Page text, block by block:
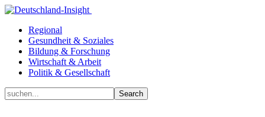
Regional
Gesundheit & Soziales
Bildung & Forschung
Wirtschaft & Arbeit
Politik & Gesellschaft